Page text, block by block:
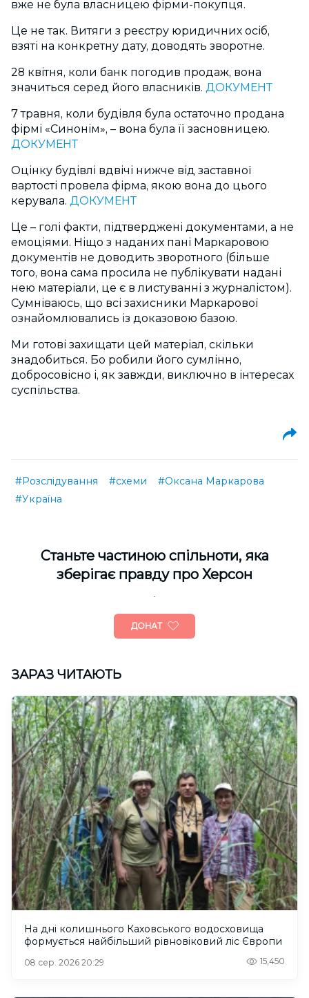
вже не була власницею фірми-покупця.
Це не так. Витяги з реєстру юридичних осіб,
взяті на конкретну дату, доводять зворотне.
28 квітня, коли банк погодив продаж, вона
значиться серед його власників. ДОКУМЕНТ
7 травня, коли будівля була остаточно продана
фірмі «Синонім», – вона була її засновницею.
ДОКУМЕНТ
Оцінку будівлі вдвічі нижче від заставної
вартості провела фірма, якою вона до цього
керувала. ДОКУМЕНТ
Це – голі факти, підтверджені документами, а не
емоціями. Ніщо з наданих пані Маркаровою
документів не доводить зворотного (більше
того, вона сама просила не публікувати надані
нею матеріали, це є в листуванні з журналістом).
Сумніваюсь, що всі захисники Маркарової
ознайомлювались із доказовою базою.
Ми готові захищати цей матеріал, скільки
знадобиться. Бо робили його сумлінно,
добросовісно і, як завжди, виключно в інтересах
суспільства.
#Розслідування #схеми
#Оксана Маркарова
#Україна
Cтаньте частиною спільноти, яка
зберігає правду про Херсон
ДОНАТ
ЗАРАЗ ЧИТАЮТЬ
На дні колишнього Каховського водосховища
формується найбільший рівновіковий ліс Європи
08 сер. 2026 20:29 15,450